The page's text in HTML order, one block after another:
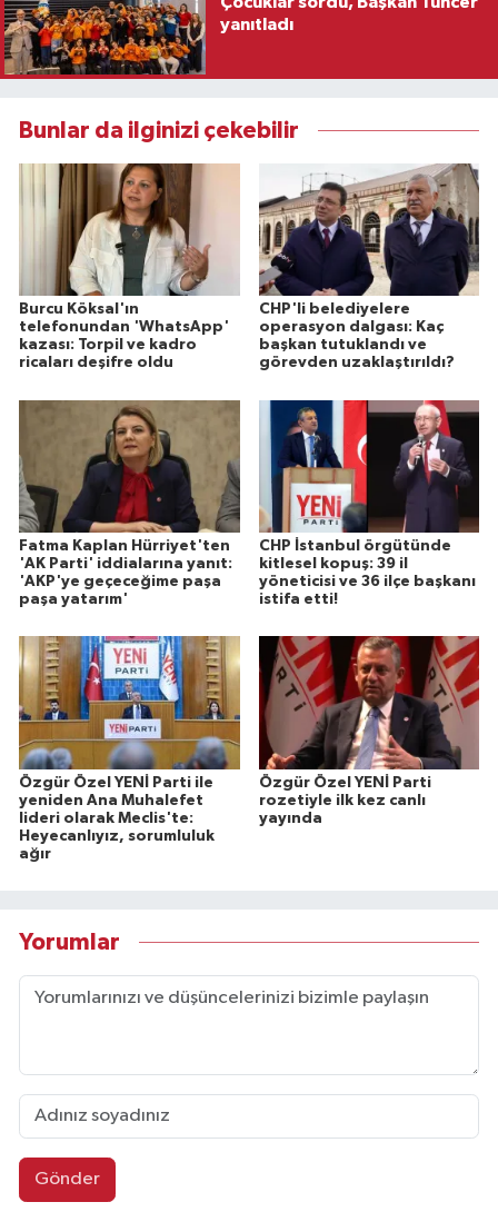
yanıtladı
Bunlar da ilginizi çekebilir
Burcu Köksal'ın
telefonundan 'WhatsApp'
kazası: Torpil ve kadro
ricaları deşifre oldu
CHP'li belediyelere
operasyon dalgası: Kaç
başkan tutuklandı ve
görevden uzaklaştırıldı?
Fatma Kaplan Hürriyet'ten
'AK Parti' iddialarına yanıt:
'AKP'ye geçeceğime paşa
paşa yatarım'
CHP İstanbul örgütünde
kitlesel kopuş: 39 il
yöneticisi ve 36 ilçe başkanı
istifa etti!
Özgür Özel YENİ Parti ile
yeniden Ana Muhalefet
lideri olarak Meclis'te:
Heyecanlıyız, sorumluluk
ağır
Özgür Özel YENİ Parti
rozetiyle ilk kez canlı
yayında
Yorumlar
Gönder